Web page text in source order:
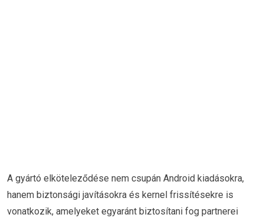
A gyártó elköteleződése nem csupán Android kiadásokra,
hanem biztonsági javításokra és kernel frissítésekre is
vonatkozik, amelyeket egyaránt biztosítani fog partnerei